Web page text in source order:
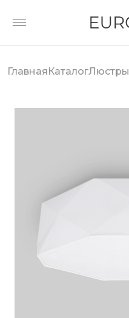
ГлавнаяКаталогЛюстры